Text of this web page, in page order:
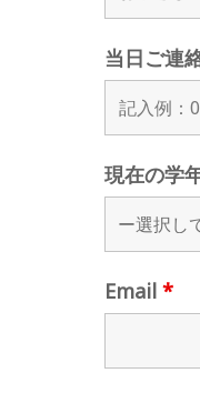
当日ご連
現在の学
Email *